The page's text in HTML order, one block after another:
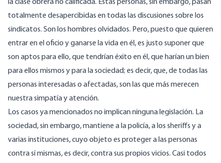
la clase obrera no calificada. Estas personas, sin embargo, pasan
totalmente desapercibidas en todas las discusiones sobre los
sindicatos. Son los hombres olvidados. Pero, puesto que quieren
entrar en el oficio y ganarse la vida en él, es justo suponer que
son aptos para ello, que tendrían éxito en él, que harían un bien
para ellos mismos y para la sociedad; es decir, que, de todas las
personas interesadas o afectadas, son las que más merecen
nuestra simpatía y atención.
Los casos ya mencionados no implican ninguna legislación. La
sociedad, sin embargo, mantiene a la policía, a los sheriffs y a
varias instituciones, cuyo objeto es proteger a las personas
contra sí mismas, es decir, contra sus propios vicios. Casi todos